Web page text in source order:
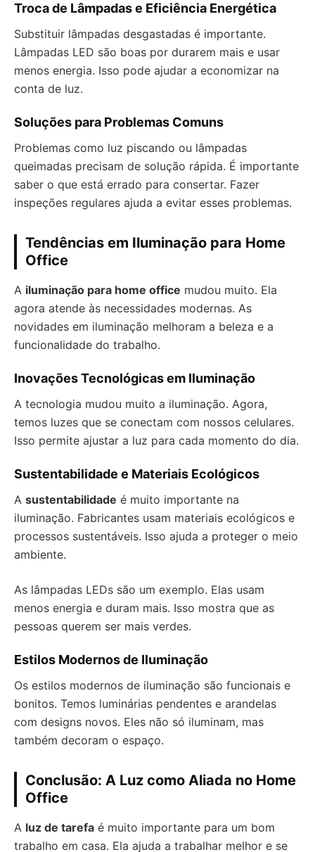
Troca de Lâmpadas e Eficiência Energética
Substituir lâmpadas desgastadas é importante.
Lâmpadas LED são boas por durarem mais e usar
menos energia. Isso pode ajudar a economizar na
conta de luz.
Soluções para Problemas Comuns
Problemas como luz piscando ou lâmpadas
queimadas precisam de solução rápida. É importante
saber o que está errado para consertar. Fazer
inspeções regulares ajuda a evitar esses problemas.
Tendências em Iluminação para Home
Office
A iluminação para home office mudou muito. Ela
agora atende às necessidades modernas. As
novidades em iluminação melhoram a beleza e a
funcionalidade do trabalho.
Inovações Tecnológicas em Iluminação
A tecnologia mudou muito a iluminação. Agora,
temos luzes que se conectam com nossos celulares.
Isso permite ajustar a luz para cada momento do dia.
Sustentabilidade e Materiais Ecológicos
A sustentabilidade é muito importante na
iluminação. Fabricantes usam materiais ecológicos e
processos sustentáveis. Isso ajuda a proteger o meio
ambiente.
As lâmpadas LEDs são um exemplo. Elas usam
menos energia e duram mais. Isso mostra que as
pessoas querem ser mais verdes.
Estilos Modernos de Iluminação
Os estilos modernos de iluminação são funcionais e
bonitos. Temos luminárias pendentes e arandelas
com designs novos. Eles não só iluminam, mas
também decoram o espaço.
Conclusão: A Luz como Aliada no Home
Office
A luz de tarefa é muito importante para um bom
trabalho em casa. Ela ajuda a trabalhar melhor e se